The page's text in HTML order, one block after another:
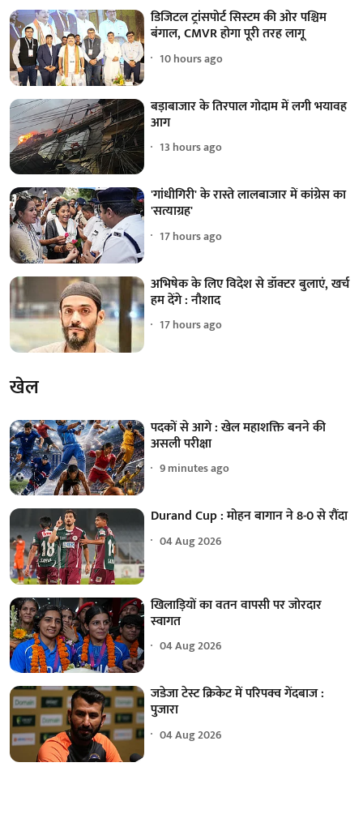
डिजिटल ट्रांसपोर्ट सिस्टम की ओर पश्चिम
बंगाल, CMVR होगा पूरी तरह लागू
10 hours ago
बड़ाबाजार के तिरपाल गोदाम में लगी भयावह
आग
13 hours ago
'गांधीगिरी' के रास्ते लालबाजार में कांग्रेस का
'सत्याग्रह'
17 hours ago
अभिषेक के लिए विदेश से डॉक्टर बुलाएं, खर्च
हम देंगे : नौशाद
17 hours ago
खेल
पदकों से आगे : खेल महाशक्ति बनने की
असली परीक्षा
9 minutes ago
Durand Cup : मोहन बागान ने 8-0 से रौंदा
04 Aug 2026
खिलाड़ियों का वतन वापसी पर जोरदार
स्वागत
04 Aug 2026
जडेजा टेस्ट क्रिकेट में परिपक्व गेंदबाज :
पुजारा
04 Aug 2026